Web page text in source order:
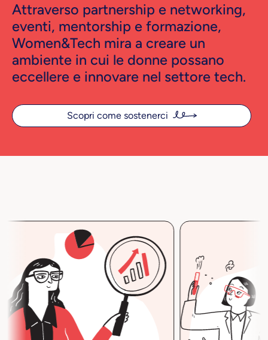
Attraverso partnership e networking,
eventi, mentorship e formazione,
Women&Tech mira a creare un
ambiente in cui le donne possano
eccellere e innovare nel settore tech.
Scopri come sostenerci